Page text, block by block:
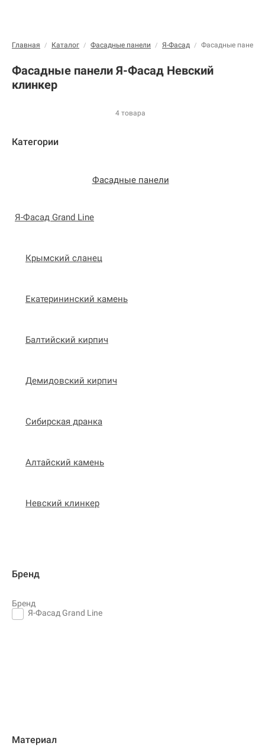
Главная / Каталог / Фасадные панели / Я-Фасад / Фасадные панели
Фасадные панели Я-Фасад Невский
клинкер
4 товара
Категории
Фасадные панели
Я-Фасад Grand Line
Крымский сланец
Екатерининский камень
Балтийский кирпич
Демидовский кирпич
Сибирская дранка
Алтайский камень
Невский клинкер
Бренд
Бренд
Я-Фасад Grand Line
Материал